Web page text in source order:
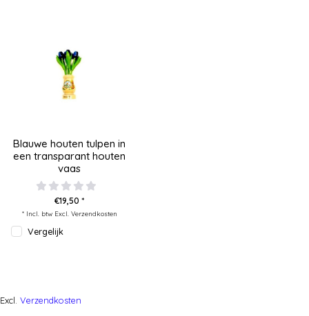
Blauwe houten tulpen in
een transparant houten
vaas
€19,50 *
* Incl. btw Excl. Verzendkosten
Vergelijk
Excl. Verzendkosten